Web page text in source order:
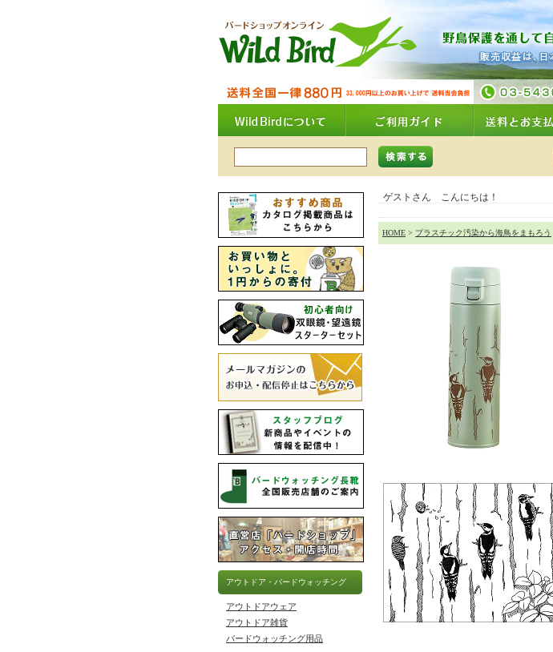
アウトドア・バードウォッチング
アウトドアウェア
アウトドア雑貨
バードウォッチング用品
ゲストさん こんにちは！
HOME > プラスチック汚染から海鳥をまもろう